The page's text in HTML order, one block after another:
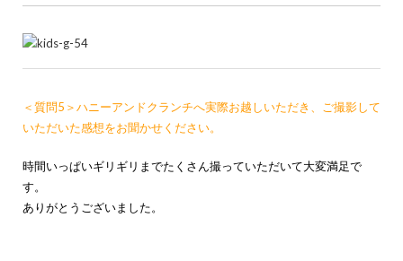
＜質問5＞ハニーアンドクランチへ実際お越しいただき、ご撮影して
いただいた感想をお聞かせください。
時間いっぱいギリギリまでたくさん撮っていただいて大変満足で
す。
ありがとうございました。